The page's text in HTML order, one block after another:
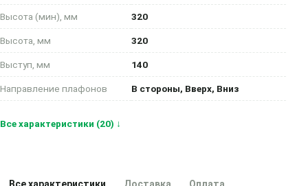
Высота (мин), мм 320
Высота, мм 320
Выступ, мм 140
Направление плафонов В стороны, Вверх, Вниз
Все характеристики (20) ↓
Все характеристики Доставка Оплата